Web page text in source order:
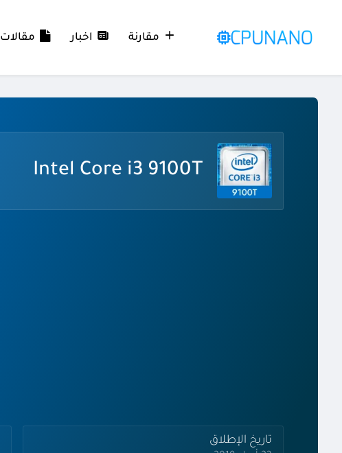
مقارنة اخبار مقالات
Intel Core i3 9100T
تاريخ الإطلاق